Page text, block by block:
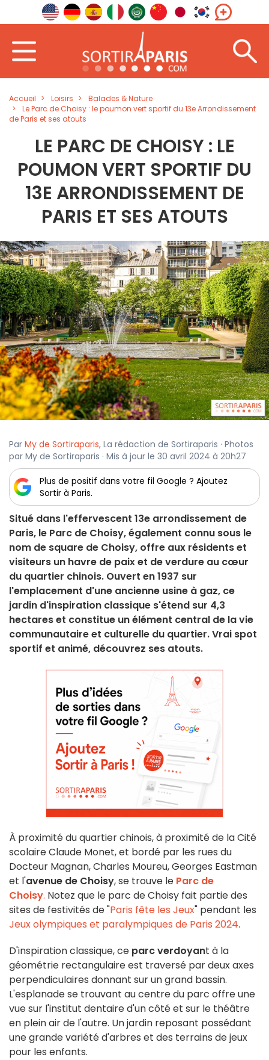
Accueil Loisirs
Balades & Nature
Le Parc de Choisy : le poumon vert sportif du 13e Arrondissement
de Paris et ses atouts
LE PARC DE CHOISY : LE
POUMON VERT SPORTIF DU
13E ARRONDISSEMENT DE
PARIS ET SES ATOUTS
Par My de Sortiraparis, La rédaction de Sortiraparis · Photos
par My de Sortiraparis · Mis à jour le 30 avril 2024 à 20h27
Plus de positif dans votre fil Google ? Ajoutez
Sortir à Paris.
Situé dans l'effervescent 13e arrondissement de
Paris, le Parc de Choisy, également connu sous le
nom de square de Choisy, offre aux résidents et
visiteurs un havre de paix et de verdure au cœur
du quartier chinois. Ouvert en 1937 sur
l'emplacement d'une ancienne usine à gaz, ce
jardin d'inspiration classique s'étend sur 4,3
hectares et constitue un élément central de la vie
communautaire et culturelle du quartier. Vrai spot
sportif et animé, découvrez ses atouts.
À proximité du quartier chinois, à proximité de la Cité
scolaire Claude Monet, et bordé par les rues du
Docteur Magnan, Charles Moureu, Georges Eastman
et l'avenue de Choisy, se trouve le Parc de
Choisy. Notez que le parc de Choisy fait partie des
sites de festivités de "Paris fête les Jeux" pendant les
Jeux olympiques et paralympiques de Paris 2024.
D'inspiration classique, ce parc verdoyant à la
géométrie rectangulaire est traversé par deux axes
perpendiculaires donnant sur un grand bassin.
L'esplanade se trouvant au centre du parc offre une
vue sur l'institut dentaire d'un côté et sur le théâtre
en plein air de l'autre. Un jardin reposant possédant
une grande variété d'arbres et des terrains de jeux
pour les enfants.